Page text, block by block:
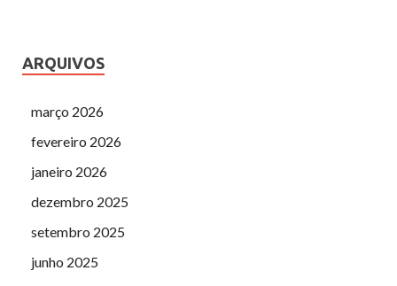
ARQUIVOS
março 2026
fevereiro 2026
janeiro 2026
dezembro 2025
setembro 2025
junho 2025